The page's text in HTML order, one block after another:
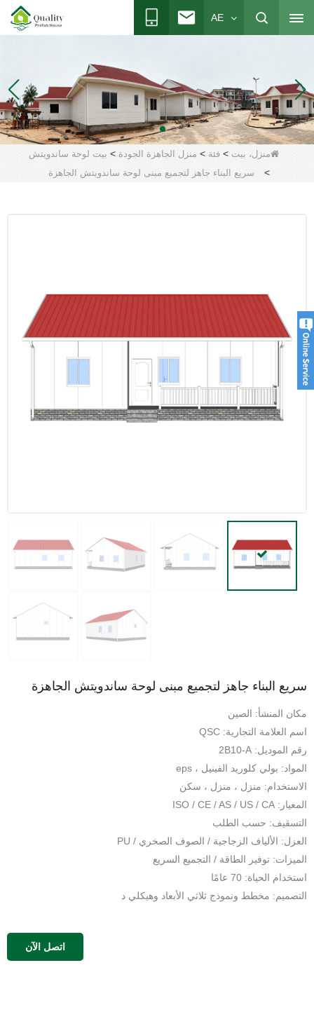
AE
منزل، بيت >فئة > منزل الجاهزة الجودة > بيت لوحة ساندويتش
> سريع البناء جاهز لتجميع مبنى لوحة ساندويتش الجاهزة
سريع البناء جاهز لتجميع مبنى لوحة ساندويتش الجاهزة
مكان المنشأ: الصين
اسم العلامة التجارية: QSC
رقم الموديل: 2B10-A
المواد: بولي كلوريد الفينيل ، eps
الاستخدام: منزل ، منزل ، سكن
المعيار: ISO / CE / AS / US / CA
التسقيف: حسب الطلب
العزل: الألياف الزجاجية / الصوف الصخري / PU
الميزات: توفير الطاقة / التجميع السريع
استخدام الحياة: 70 عامًا
التصميم: مخطط ونموذج ثلاثي الأبعاد وهيكلي د
اتصل الآن